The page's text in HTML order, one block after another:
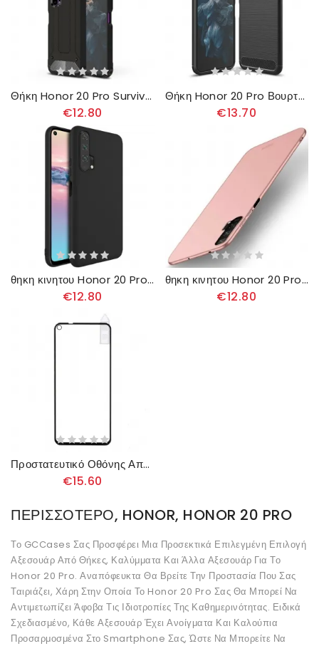
Θήκη Honor 20 Pro Survivor
€12.80
Θήκη Honor 20 Pro Βουρτσισμένη Ίνα Άνθρακα
€13.70
θηκη κινητου Honor 20 Pro Σειρά Imak Mate Uc-1
€12.80
θηκη κινητου Honor 20 Pro Mofi
€12.80
Προστατευτικό Οθόνης Από Σκληρυμένο Γυαλί Για Honor 20 Pro Rurihai
€15.60
ΠΕΡΙΣΣΌΤΕΡΟ, HONOR, HONOR 20 PRO
Το GCCases Σας Προσφέρει Μια Προσεκτικά Επιλεγμένη Επιλογή
Αξεσουάρ Από Θήκες, Καλύμματα Και Άλλα Αξεσουάρ Για Το
Honor 20 Pro. Αναπόφευκτα Θα Βρείτε Την Προστασία Που Σας
Ταιριάζει, Χάρη Στην Οποία Το Honor 20 Pro Σας Θα Μπορεί Να
Αντιμετωπίζει Άφοβα Τις Ιδιοτροπίες Της Καθημερινότητας. Ειδικά
Σχεδιασμένο, Κάθε Αξεσουάρ Έχει Ανοίγματα Και Καλούπια
Προσαρμοσμένα Στο Smartphone Σας, Ώστε Να Μπορείτε Να